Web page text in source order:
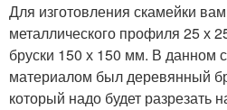
Для изготовления скамейки
металлического профиля 25 х
бруски 150 х 150 мм. В данном
материалом был деревянный
который надо будет разрезать